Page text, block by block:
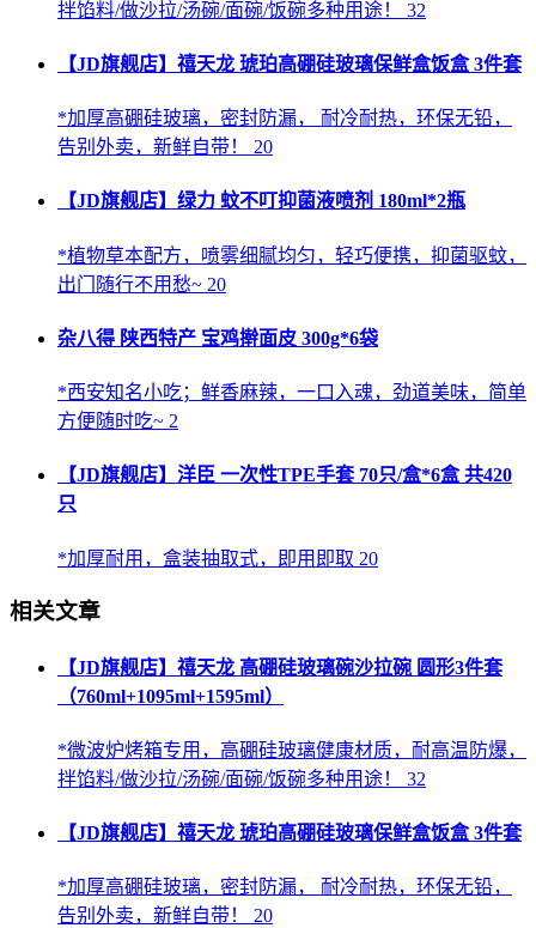
拌馅料/做沙拉/汤碗/面碗/饭碗多种用途！ 32
【JD旗舰店】禧天龙 琥珀高硼硅玻璃保鲜盒饭盒 3件套
*加厚高硼硅玻璃，密封防漏， 耐冷耐热，环保无铅，
告别外卖，新鲜自带！ 20
【JD旗舰店】绿力 蚊不叮抑菌液喷剂 180ml*2瓶
*植物草本配方，喷雾细腻均匀，轻巧便携，抑菌驱蚊，
出门随行不用愁~ 20
杂八得 陕西特产 宝鸡擀面皮 300g*6袋
*西安知名小吃；鲜香麻辣，一口入魂，劲道美味，简单
方便随时吃~ 2
【JD旗舰店】洋臣 一次性TPE手套 70只/盒*6盒 共420
只
*加厚耐用，盒装抽取式，即用即取 20
相关文章
【JD旗舰店】禧天龙 高硼硅玻璃碗沙拉碗 圆形3件套
（760ml+1095ml+1595ml）
*微波炉烤箱专用，高硼硅玻璃健康材质，耐高温防爆，
拌馅料/做沙拉/汤碗/面碗/饭碗多种用途！ 32
【JD旗舰店】禧天龙 琥珀高硼硅玻璃保鲜盒饭盒 3件套
*加厚高硼硅玻璃，密封防漏， 耐冷耐热，环保无铅，
告别外卖，新鲜自带！ 20